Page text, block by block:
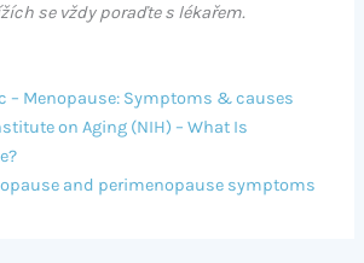
se vždy poraďte s lékařem.
– Menopause: Symptoms & causes
on Aging (NIH) – What Is
and perimenopause symptoms